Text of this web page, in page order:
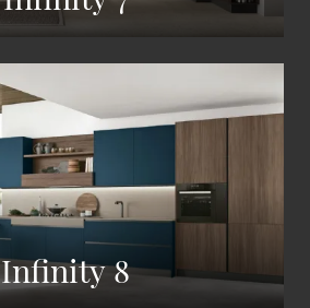
Infinity 8